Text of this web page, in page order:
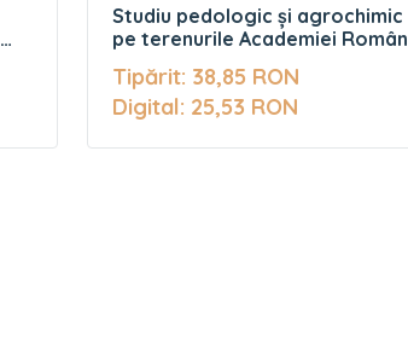
Studiu pedologic și agrochimic
pe terenurile Academiei
Tipărit: 38,85 RON
Digital: 25,53 RON